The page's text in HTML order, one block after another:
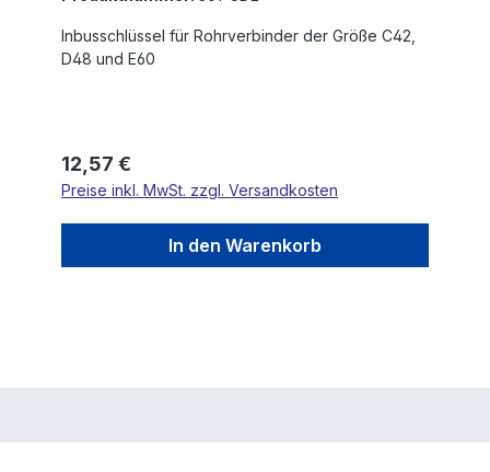
Inbusschlüssel für Rohrverbinder der Größe C42,
D48 und E60
Regulärer Preis:
12,57 €
Preise inkl. MwSt. zzgl. Versandkosten
In den Warenkorb